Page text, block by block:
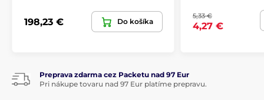
198,23 € Do košíka
5,33 €
4,27 €
Preprava zdarma cez Packetu nad 97 Eur
Pri nákupe tovaru nad 97 Eur platíme prepravu.